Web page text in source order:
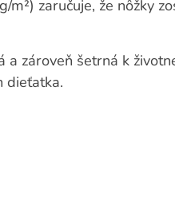
zaručuje, že nôžky
a zároveň šetrná k
dieťatka.